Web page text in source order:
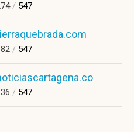
/ 547
/ 547
/ 547